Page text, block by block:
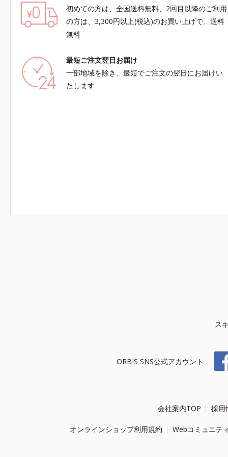
初めての方は、全国送料無料、2回目以降のご利用
の方は、3,300円以上(税込)のお買い上げで、送料
無料
最短ご注文翌日お届け
一部地域を除き、最短でご注文の翌日にお届けい
たします
ス
ORBIS SNS公式アカウント
会社案内TOP 採用
オンラインショップ利用規約 Webコミュニテ